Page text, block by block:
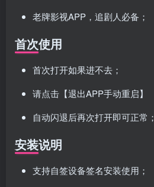
老牌影视APP，追剧人必备；
首次使用
首次打开如果进不去；
请点击【退出APP手动重启】
自动闪退后再次打开即可正常；
安装说明
支持自签设备签名安装使用；